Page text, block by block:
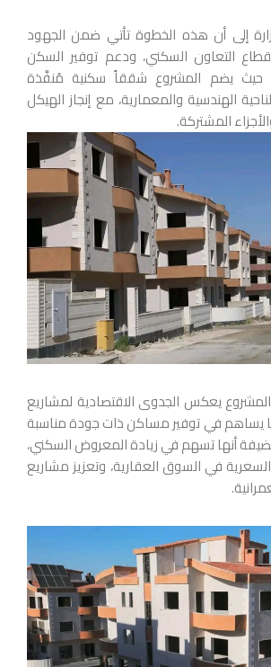
إلى أن هذه الخطوة تأتي ضمن الجهود
قطاع التعاون السكني، ودعم توفير السكن
حيث يضم المشروع شققاً سكنية مُنفَّذة
الهندسية والمعمارية، مع إنجاز الهيكل
المشتركة.
يعكس الجدوى الاقتصادية لمشاريع
يساهم في توفير مساكن ذات جودة مناسبة
أنها تسهم في زيادة المعروض السكني،
في السوق العقارية، وتعزيز مشاريع